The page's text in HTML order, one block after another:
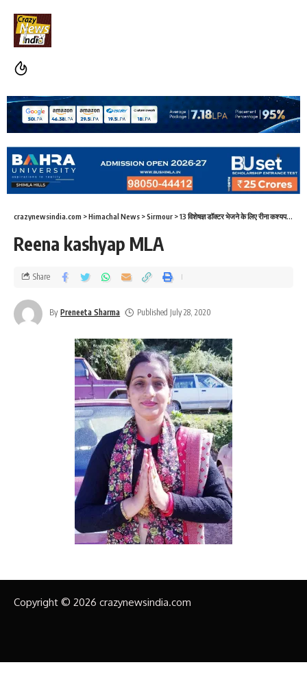
crazynewsindia.com >Himachal News >Sirmour >13 विशेषज्ञ डॉक्टर भेजने के लिए रीना कश्यप ने किया सीएम का थैंक्स
Reena kashyap MLA
By Preneeta Sharma Published July 28, 2020
Share
Copyright © 2026 crazynewsindia.com